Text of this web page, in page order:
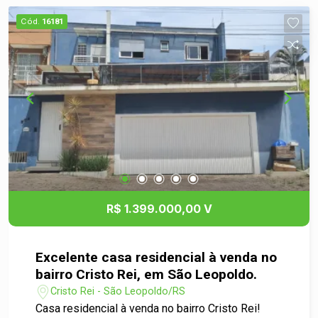
Cód. 16181
R$ 1.399.000,00 V
Excelente casa residencial à venda no
bairro Cristo Rei, em São Leopoldo.
Cristo Rei - São Leopoldo/RS
Casa residencial à venda no bairro Cristo Rei!